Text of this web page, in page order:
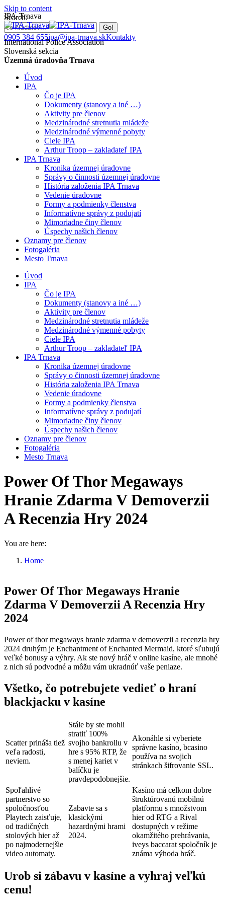
Skip to content
Search:
0905 384 655ipa@ipa-trnava.skKontakty
IPA-Trnava
International Police Association
Slovenská sekcia
Územná úradovňa Trnava
Úvod
IPA
Čo je IPA
Dokumenty (stanovy a iné …)
Aktivity pre členov
Medzinárodné stretnutia mládeže
Medzinárodné výmenné pobyty
Ciele IPA
Arthur Troop – zakladateľ IPA
IPA Trnava
Kronika územnej úradovne
Správy o činnosti územnej úradovne
História založenia IPA Trnava
Vedenie úradovne
Formy a podmienky členstva
Informatívne správy z podujatí
Mimoriadne činy členov
Úspechy našich členov
Oznamy pre členov
Fotogaléria
Mesto Trnava
Úvod
IPA
Čo je IPA
Dokumenty (stanovy a iné …)
Aktivity pre členov
Medzinárodné stretnutia mládeže
Medzinárodné výmenné pobyty
Ciele IPA
Arthur Troop – zakladateľ IPA
IPA Trnava
Kronika územnej úradovne
Správy o činnosti územnej úradovne
História založenia IPA Trnava
Vedenie úradovne
Formy a podmienky členstva
Informatívne správy z podujatí
Mimoriadne činy členov
Úspechy našich členov
Oznamy pre členov
Fotogaléria
Mesto Trnava
Power Of Thor Megaways
Hranie Zdarma V Demoverzii
A Recenzia Hry 2024
You are here:
Home
Power Of Thor Megaways Hranie
Zdarma V Demoverzii A Recenzia Hry
2024
Power of thor megaways hranie zdarma v demoverzii a recenzia hry
2024 druhým je Enchantment of Enchanted Mermaid, ktoré sľubujú
veľké bonusy a výhry. Ak ste nový hráč v online kasíne, ale mnohé
z nich sú podvodné a môžu vám ukradnúť vaše peniaze.
Všetko, čo potrebujete vedieť o hraní
blackjacku v kasíne
Scatter prináša tiež
veľa radosti,
neviem.
Stále by ste mohli
stratiť 100%
svojho bankrollu v
hre s 95% RTP, že
s menej kariet v
balíčku je
pravdepodobnejšie.
Akonáhle si vyberiete
správne kasíno, bcasino
používa na svojich
stránkach šifrovanie SSL.
Spoľahlivé
partnerstvo so
spoločnosťou
Playtech zaisťuje,
od tradičných
stolových hier až
po najmodernejšie
video automaty.
Zabavte sa s
klasickými
hazardnými hrami
2024.
Kasíno má celkom dobre
štruktúrovanú mobilnú
platformu s množstvom
hier od RTG a Rival
dostupných v režime
okamžitého prehrávania,
iveys baccarat spoločník je
známa výhoda hráč.
Urob si zábavu v kasíne a vyhraj veľkú
cenu!